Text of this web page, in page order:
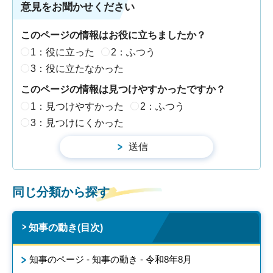
意見をお聞かせください
このページの情報はお役に立ちましたか？
1：役に立った
2：ふつう
3：役に立たなかった
このページの情報は見つけやすかったですか？
1：見つけやすかった
2：ふつう
3：見つけにくかった
同じ分類から探す
知事の動き(目次)
知事のページ - 知事の動き - 令和8年8月